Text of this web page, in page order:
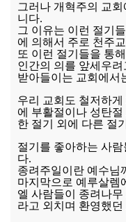
그러나 개혁주의 교
니다.
그 이유는 이런 절기
에 의해서 주로 천주
또 이런 절기들을 통
인간의 의를 앞세우
받아들이는 교회에서
우리 교회도 철저하
에 부활절이나 성탄
한 절기 외에 다른 절
절기를 좋아하는 사
다.
종려주일이란 예수님
마지막으로 예루살렘
엘 사람들이 종려나
라고 외치며 환영했